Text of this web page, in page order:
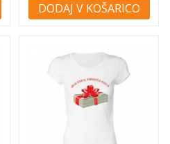
DODAJ V KOŠARICO